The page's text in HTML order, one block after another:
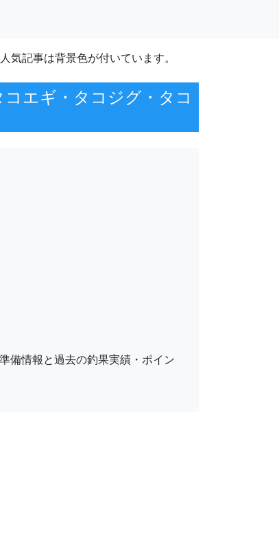
気記事は背景色が付いています。
エギ・タコジグ・タコ
備情報と過去の釣果実績・ポイン